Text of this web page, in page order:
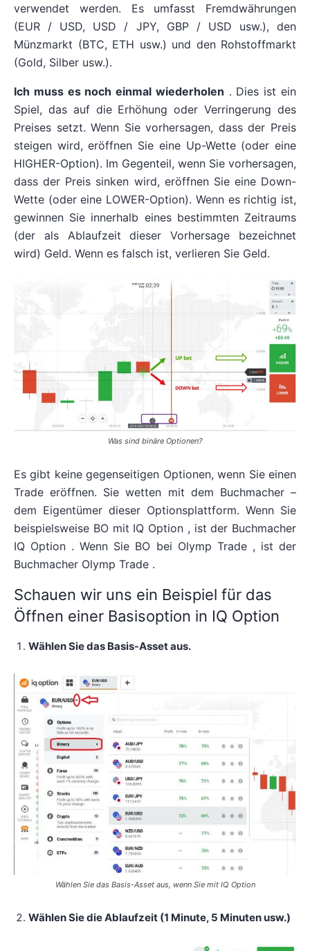
verwendet werden. Es umfasst Fremdwährungen
(EUR / USD, USD / JPY, GBP / USD usw.), den
Münzmarkt (BTC, ETH usw.) und den Rohstoffmarkt
(Gold, Silber usw.).
Ich muss es noch einmal wiederholen . Dies ist ein
Spiel, das auf die Erhöhung oder Verringerung des
Preises setzt. Wenn Sie vorhersagen, dass der Preis
steigen wird, eröffnen Sie eine Up-Wette (oder eine
HIGHER-Option). Im Gegenteil, wenn Sie vorhersagen,
dass der Preis sinken wird, eröffnen Sie eine Down-
Wette (oder eine LOWER-Option). Wenn es richtig ist,
gewinnen Sie innerhalb eines bestimmten Zeitraums
(der als Ablaufzeit dieser Vorhersage bezeichnet
wird) Geld. Wenn es falsch ist, verlieren Sie Geld.
Was sind binäre Optionen?
Es gibt keine gegenseitigen Optionen, wenn Sie einen
Trade eröffnen. Sie wetten mit dem Buchmacher –
dem Eigentümer dieser Optionsplattform. Wenn Sie
beispielsweise BO mit IQ Option , ist der Buchmacher
IQ Option . Wenn Sie BO bei Olymp Trade , ist der
Buchmacher Olymp Trade .
Schauen wir uns ein Beispiel für das
Öffnen einer Basisoption in IQ Option
Wählen Sie das Basis-Asset aus.
Wählen Sie das Basis-Asset aus, wenn Sie mit IQ Option
Wählen Sie die Ablaufzeit (1 Minute, 5 Minuten usw.)